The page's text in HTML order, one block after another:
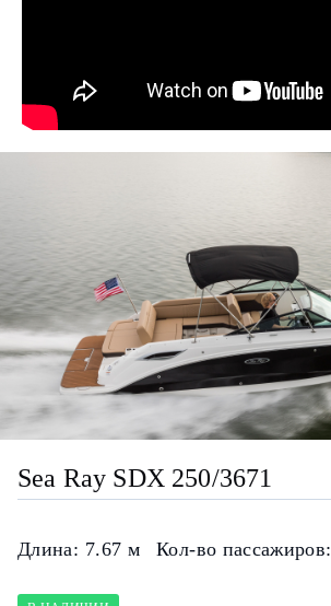
Sea Ray SDX 250/3671
Длина: 7.67 м Кол-во пассажиров: